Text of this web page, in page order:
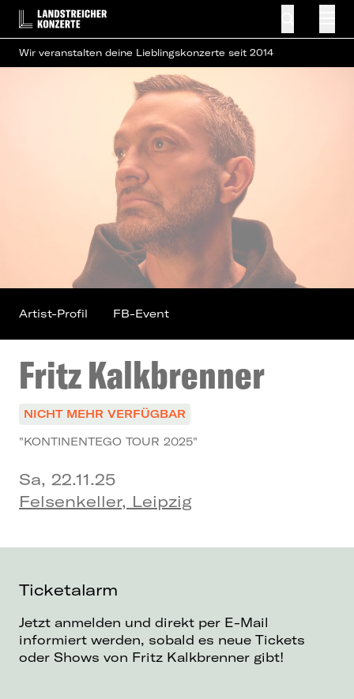
Wir veranstalten deine Lieblingskonzerte seit 2014
Fritz Kalkbrenner
NICHT MEHR VERFÜGBAR
"KONTINENTEGO TOUR 2025"
Sa, 22.11.25
Felsenkeller, Leipzig
Artist-Profil FB-Event
Ticketalarm
Jetzt anmelden und direkt per E-Mail
informiert werden, sobald es neue Tickets
oder Shows von Fritz Kalkbrenner gibt!